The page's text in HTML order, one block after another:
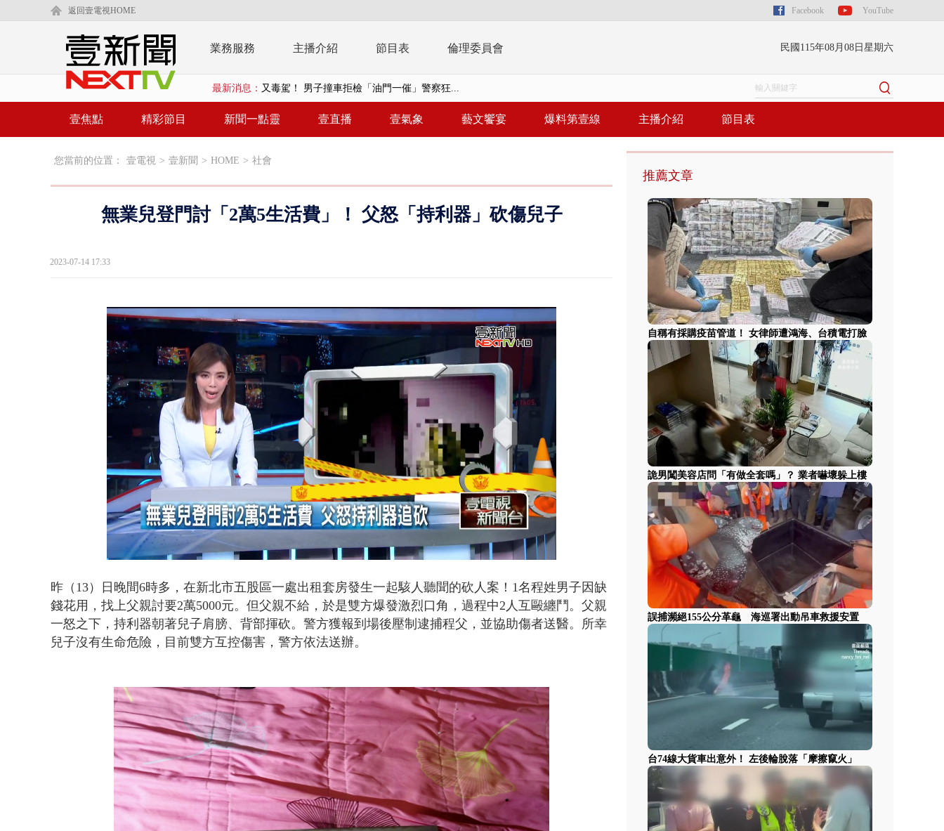
返回壹電視HOME Facebook YouTube
業務服務 主播介紹 節目表 倫理委員會 民國115年08月08日星期六
最新消息： 又毒駕！ 男子撞車拒檢「油門一催」警察狂...
漢光演習第4天 海軍近岸防禦演練 賴總統...
【新聞一點靈】慈濟遭詐10.6億未提告 網友...
蔣萬安提「南有大安森林公園、北有榮星」周...
壹焦點 精彩節目 新聞一點靈 壹直播 壹氣象 藝文饗宴 爆料第壹線 主播介紹 節目表
您當前的位置： 壹電視 > 壹新聞 > HOME > 社會
無業兒登門討「2萬5生活費」！ 父怒「持利器」砍傷兒子
2023-07-14 17:33
Unmute Loaded:
46.46%
昨（13）日晚間6時多，在新北市五股區一處出租套房發生一起駭人聽聞的砍人案！1名程姓男子因缺
錢花用，找上父親討要2萬5000元。但父親不給，於是雙方爆發激烈口角，過程中2人互毆纏鬥。父親
一怒之下，持利器朝著兒子肩膀、背部揮砍。警方獲報到場後壓制逮捕程父，並協助傷者送醫。所幸
兒子沒有生命危險，目前雙方互控傷害，警方依法送辦。
推薦文章
自稱有採購疫苗管道！ 女律師遭鴻海、台積電打臉
詭男闖美容店問「有做全套嗎」？ 業者嚇壞躲上樓
誤捕瀕絕155公分革龜 海巡署出動吊車救援安置
台74線大貨車出意外！ 左後輪脫落「摩擦竄火」